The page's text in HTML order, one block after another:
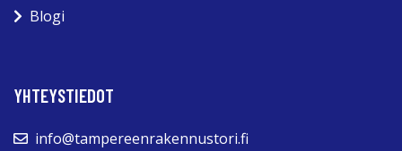
Blogi
YHTEYSTIEDOT
info@tampereenrakennustori.fi